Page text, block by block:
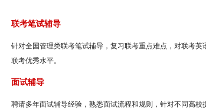
联考笔试辅导
针对全国管理类联考笔试辅导，复习联考重点难点，对联考
联考优秀水平。
面试辅导
聘请多年面试辅导经验，熟悉面试流程和规则，针对不同高校